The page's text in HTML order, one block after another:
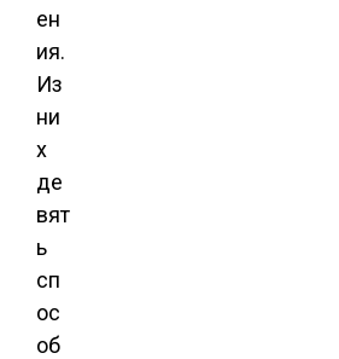
ен
ия.
Из
ни
х
де
вят
ь
сп
ос
об